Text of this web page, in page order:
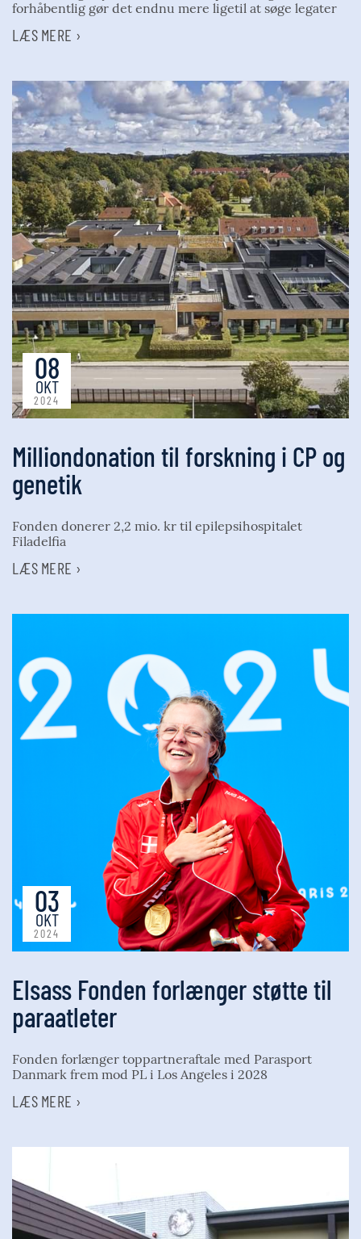
forhåbentlig gør det endnu mere ligetil at søge legater
LÆS MERE ›
08
OKT
2024
Milliondonation til forskning i CP og
genetik
Fonden donerer 2,2 mio. kr til epilepsihospitalet
Filadelfia
LÆS MERE ›
03
OKT
2024
Elsass Fonden forlænger støtte til
paraatleter
Fonden forlænger toppartneraftale med Parasport
Danmark frem mod PL i Los Angeles i 2028
LÆS MERE ›